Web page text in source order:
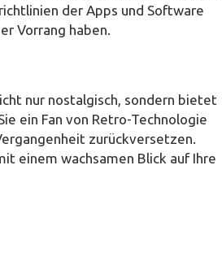
der Apps und Software
Vorrang haben.
nur nostalgisch, sondern bietet
ein Fan von Retro-Technologie
zurückversetzen.
einem wachsamen Blick auf Ihre